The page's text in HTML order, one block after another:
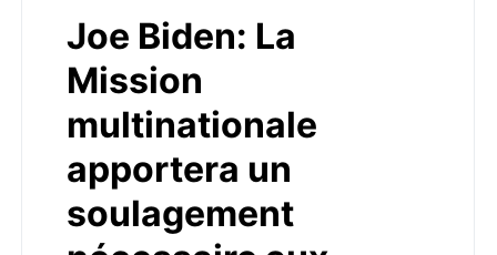
Joe Biden: La
Mission
multinationale
apportera un
soulagement